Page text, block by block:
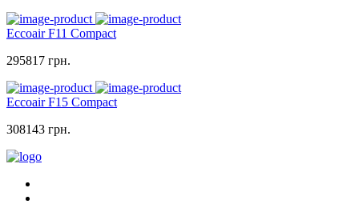
Eccoair F11 Compact
295817 грн.
Eccoair F15 Compact
308143 грн.